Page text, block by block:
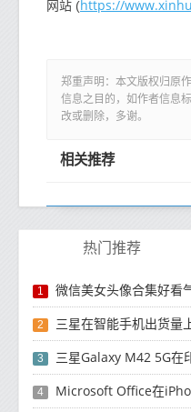
网站 (https://
郑重声明：本文版权归原
信息之目的，如作者信息
改或删除，多谢。
相关推荐
热门推荐
1 微信美女头像合集好看气
2 三星在智能手机出货量
3 三星Galaxy M42 5G在
4 Microsoft Office在